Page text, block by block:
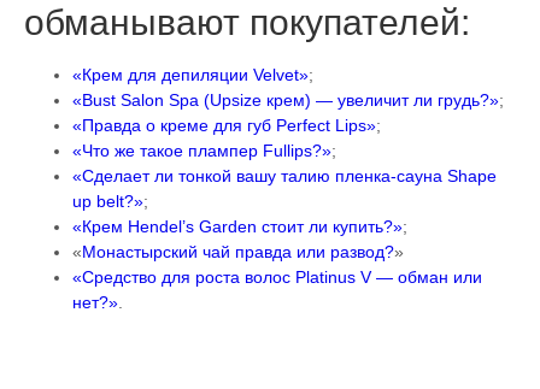
обманывают покупателей:
«Крем для депиляции Velvet»;
«Bust Salon Spa (Upsize крем) — увеличит ли грудь?»;
«Правда о креме для губ Perfect Lips»;
«Что же такое плампер Fullips?»;
«Сделает ли тонкой вашу талию пленка-сауна Shape
up belt?»;
«Крем Hendel’s Garden стоит ли купить?»;
«Монастырский чай правда или развод?»
«Средство для роста волос Platinus V — обман или
нет?»